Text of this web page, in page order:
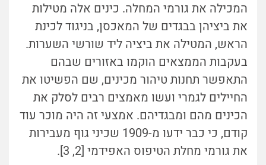
המכילה את גורמי המחלה. כינים אלה מטילות
את ביציהן בבגדים של המאכסן, בניגוד לכינת
הראש, המטילה את ביציה ליד שורשי השערות.
בעקבות הממצאים הוקמו באזורים שבהם
התאפשר תחנות טיהור מכינים, שם הפשיטו את
החיילים לגמרי ועשו מאמצים רבים לסלק את
הכינים מהם ומבגדיהם. אמצעי זה היה מוכר עוד
קודם, כי כבר ידעו מ-1909 שכיני גוף מעבירות
את גורמי מחלת הטיפוס האפידמי [2, 3].